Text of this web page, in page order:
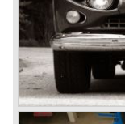
1966.
Technical data
V8 engine
cylinder capacity:
capacity: 335 bhp.
top-speed: 225
gearbox: 3-